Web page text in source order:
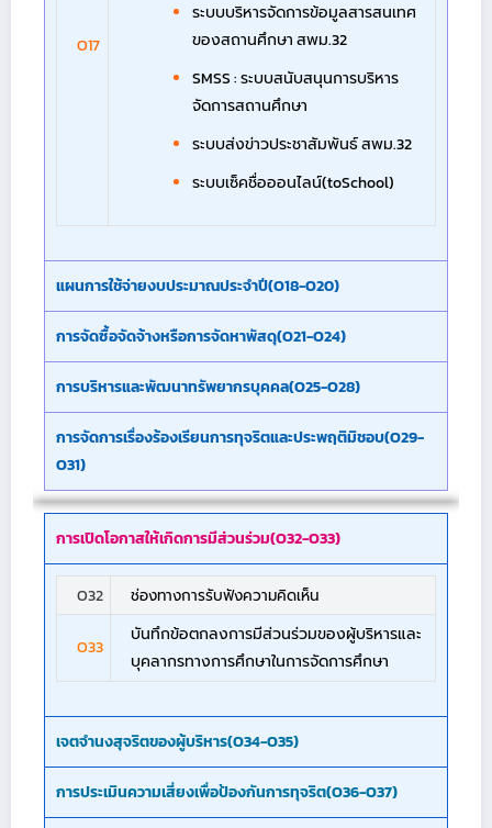
O17
ระบบบริหารจัดการข้อมูลสารสนเทศ
ของสถานศึกษา สพม.32
SMSS : ระบบสนับสนุนการบริหาร
จัดการสถานศึกษา
ระบบส่งข่าวประชาสัมพันธ์ สพม.32
ระบบเซ็คชื่อออนไลน์(toSchool)
แผนการใช้จ่ายงบประมาณประจำปี(O18-O20)
การจัดซื้อจัดจ้างหรือการจัดหาพัสดุ(O21-O24)
การบริหารและพัฒนาทรัพยากรบุคคล(O25-O28)
การจัดการเรื่องร้องเรียนการทุจริตและประพฤติมิชอบ(O29-
O31)
การเปิดโอกาสให้เกิดการมีส่วนร่วม(O32-O33)
O32 ช่องทางการรับฟังความคิดเห็น
O33
บันทึกข้อตกลงการมีส่วนร่วมของผู้บริหารและ
บุคลากรทางการศึกษาในการจัดการศึกษา
เจตจำนงสุจริตของผู้บริหาร(O34-O35)
การประเมินความเสี่ยงเพื่อป้องกันการทุจริต(O36-O37)